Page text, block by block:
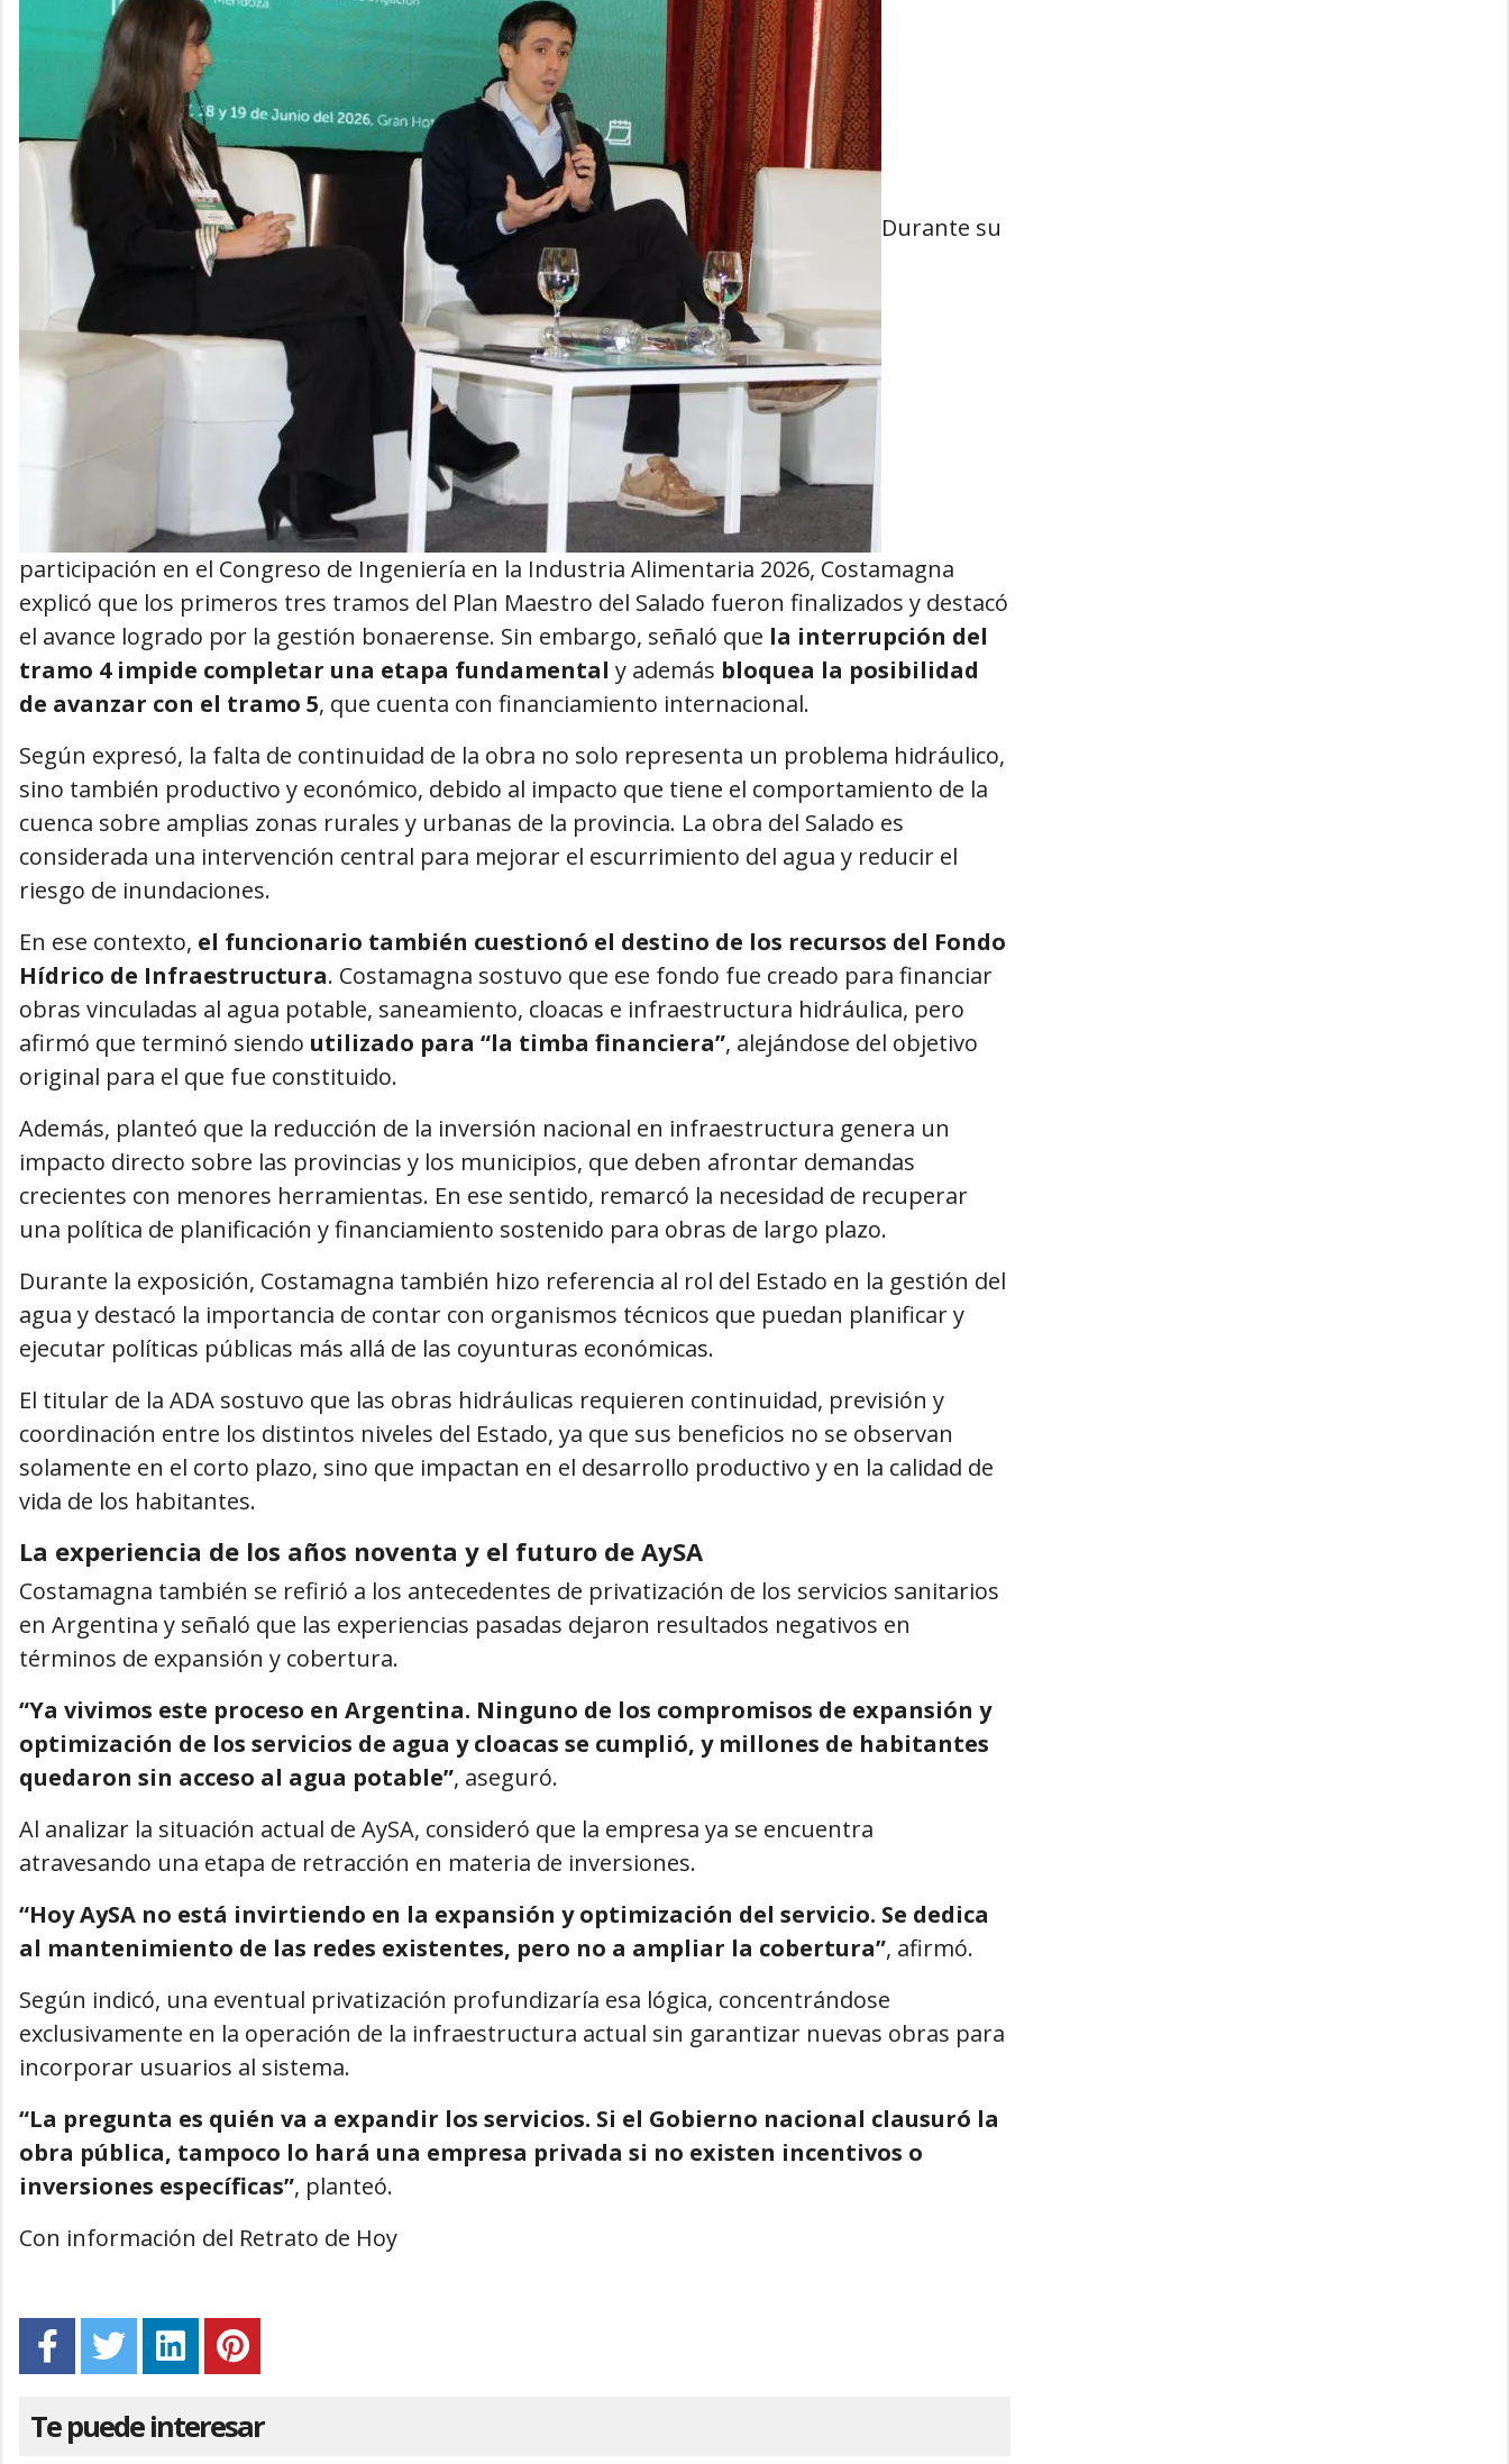
Durante su
participación en el Congreso de Ingeniería en la Industria Alimentaria 2026, Costamagna
explicó que los primeros tres tramos del Plan Maestro del Salado fueron finalizados y destacó
el avance logrado por la gestión bonaerense. Sin embargo, señaló que la interrupción del
tramo 4 impide completar una etapa fundamental y además bloquea la posibilidad
de avanzar con el tramo 5, que cuenta con financiamiento internacional.
Según expresó, la falta de continuidad de la obra no solo representa un problema hidráulico,
sino también productivo y económico, debido al impacto que tiene el comportamiento de la
cuenca sobre amplias zonas rurales y urbanas de la provincia. La obra del Salado es
considerada una intervención central para mejorar el escurrimiento del agua y reducir el
riesgo de inundaciones.
En ese contexto, el funcionario también cuestionó el destino de los recursos del Fondo
Hídrico de Infraestructura. Costamagna sostuvo que ese fondo fue creado para financiar
obras vinculadas al agua potable, saneamiento, cloacas e infraestructura hidráulica, pero
afirmó que terminó siendo utilizado para “la timba financiera”, alejándose del objetivo
original para el que fue constituido.
Además, planteó que la reducción de la inversión nacional en infraestructura genera un
impacto directo sobre las provincias y los municipios, que deben afrontar demandas
crecientes con menores herramientas. En ese sentido, remarcó la necesidad de recuperar
una política de planificación y financiamiento sostenido para obras de largo plazo.
Durante la exposición, Costamagna también hizo referencia al rol del Estado en la gestión del
agua y destacó la importancia de contar con organismos técnicos que puedan planificar y
ejecutar políticas públicas más allá de las coyunturas económicas.
El titular de la ADA sostuvo que las obras hidráulicas requieren continuidad, previsión y
coordinación entre los distintos niveles del Estado, ya que sus beneficios no se observan
solamente en el corto plazo, sino que impactan en el desarrollo productivo y en la calidad de
vida de los habitantes.
La experiencia de los años noventa y el futuro de AySA
Costamagna también se refirió a los antecedentes de privatización de los servicios sanitarios
en Argentina y señaló que las experiencias pasadas dejaron resultados negativos en
términos de expansión y cobertura.
“Ya vivimos este proceso en Argentina. Ninguno de los compromisos de expansión y
optimización de los servicios de agua y cloacas se cumplió, y millones de habitantes
quedaron sin acceso al agua potable”, aseguró.
Al analizar la situación actual de AySA, consideró que la empresa ya se encuentra
atravesando una etapa de retracción en materia de inversiones.
“Hoy AySA no está invirtiendo en la expansión y optimización del servicio. Se dedica
al mantenimiento de las redes existentes, pero no a ampliar la cobertura”, afirmó.
Según indicó, una eventual privatización profundizaría esa lógica, concentrándose
exclusivamente en la operación de la infraestructura actual sin garantizar nuevas obras para
incorporar usuarios al sistema.
“La pregunta es quién va a expandir los servicios. Si el Gobierno nacional clausuró la
obra pública, tampoco lo hará una empresa privada si no existen incentivos o
inversiones específicas”, planteó.
Con información del Retrato de Hoy
Te puede interesar